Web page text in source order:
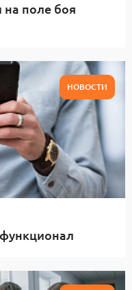
на поле боя
НОВОСТИ